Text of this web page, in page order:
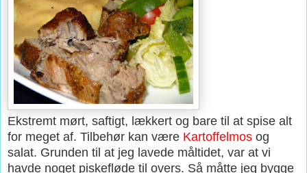
Ekstremt mørt, saftigt, lækkert og bare til at spise alt
for meget af. Tilbehør kan være Kartoffelmos og
salat. Grunden til at jeg lavede måltidet, var at vi
havde noget piskefløde til overs. Så måtte jeg bygge